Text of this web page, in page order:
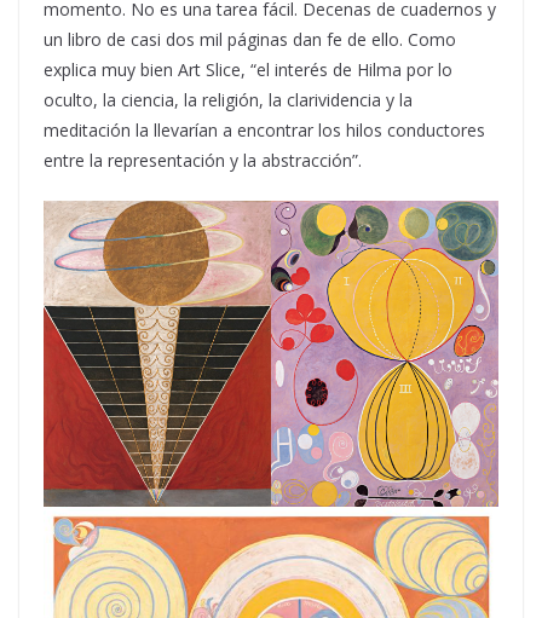
momento. No es una tarea fácil. Decenas de cuadernos y
un libro de casi dos mil páginas dan fe de ello. Como
explica muy bien Art Slice, “el interés de Hilma por lo
oculto, la ciencia, la religión, la clarividencia y la
meditación la llevarían a encontrar los hilos conductores
entre la representación y la abstracción”.